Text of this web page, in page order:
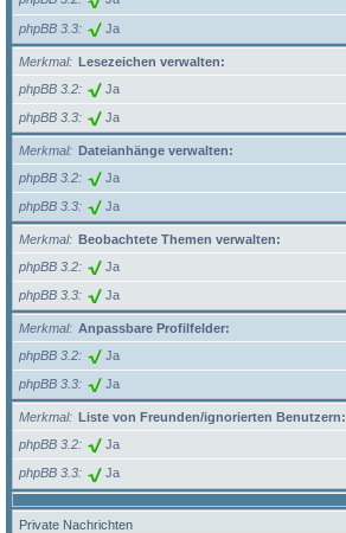
phpBB 3.3 Ja
Merkmal
Lesezeichen verwalten:
phpBB 3.2
Ja
phpBB 3.3 Ja
Merkmal
Dateianhänge verwalten:
phpBB 3.2
Ja
phpBB 3.3 Ja
Merkmal
Beobachtete Themen verwalten:
phpBB 3.2
Ja
phpBB 3.3 Ja
Merkmal
Anpassbare Profilfelder:
phpBB 3.2
Ja
phpBB 3.3 Ja
Merkmal
Liste von Freunden/ignorierten Benutzern:
phpBB 3.2
Ja
phpBB 3.3 Ja
Private Nachrichten